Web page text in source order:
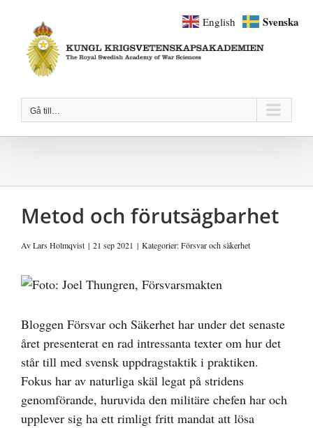
innehållet
Gå till…
Metod och förutsägbarhet
AvLars Holmqvist | 21 sep 2021 | Kategorier:Försvar och säkerhet
Visa
bild
Bloggen Försvar och Säkerhet har under det senaste
året presenterat en rad intressanta texter om hur det
står till med svensk uppdragstaktik i praktiken.
Fokus har av naturliga skäl legat på stridens
genomförande, huruvida den militäre chefen har och
upplever sig ha ett rimligt fritt mandat att lösa
English Svenska